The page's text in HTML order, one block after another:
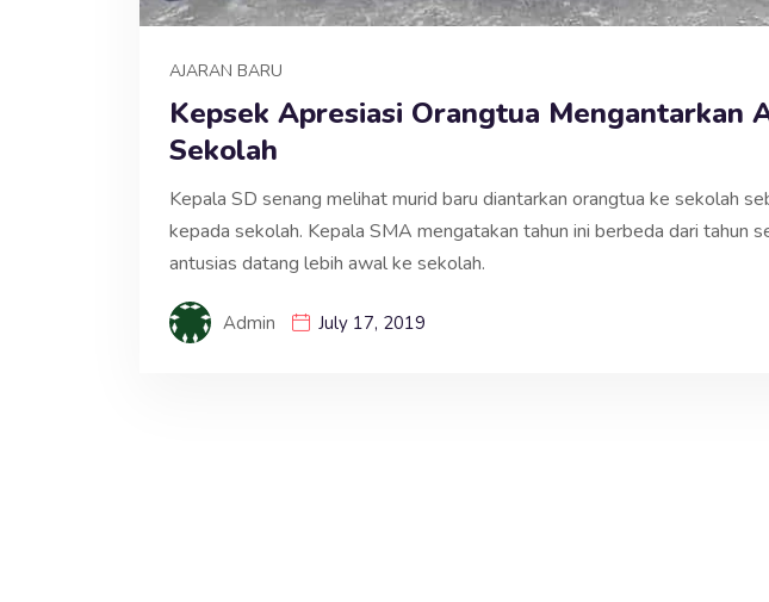
AJARAN BARU
Kepsek Apresiasi Orangtua Mengantarkan
Sekolah
Kepala SD senang melihat murid baru diantarkan orangtua ke sekolah
kepada sekolah. Kepala SMA mengatakan tahun ini berbeda dari tahun
antusias datang lebih awal ke sekolah.
Admin July 17, 2019